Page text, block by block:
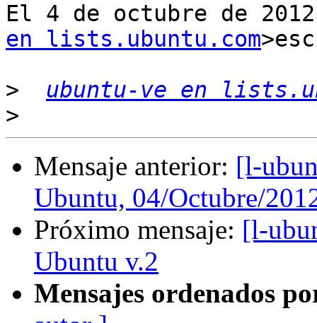
El 4 de octubre de
en lists.ubuntu.com
>
ubuntu-ve en
>
Mensaje anterior: [l-
Ubuntu, 04/Octubre/
Próximo mensaje: [l-
Ubuntu v.2
Mensajes ordenados